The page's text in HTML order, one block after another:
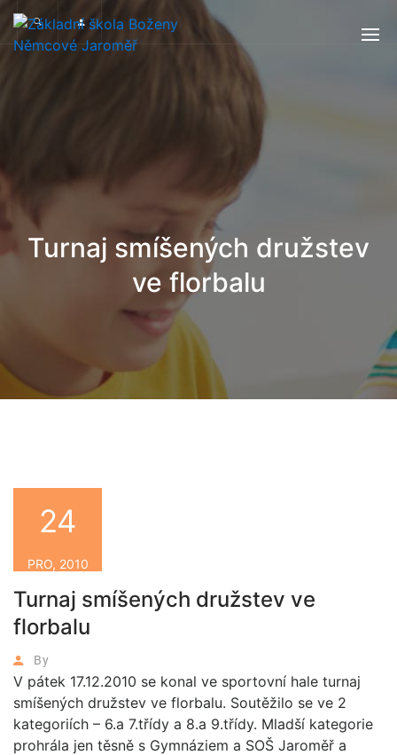
Turnaj smíšených družstev
ve florbalu
Turnaj smíšených družstev ve
florbalu
By
24
PRO, 2010
V pátek 17.12.2010 se konal ve sportovní hale turnaj
smíšených družstev ve florbalu. Soutěžilo se ve 2
kategoriích – 6.a 7.třídy a 8.a 9.třídy. Mladší kategorie
prohrála jen těsně s Gymnáziem a SOŠ Jaroměř a